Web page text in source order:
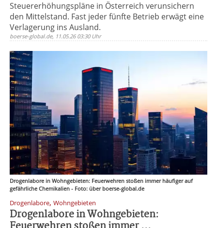
Steuererhöhungspläne in Österreich verunsichern
den Mittelstand. Fast jeder fünfte Betrieb erwägt eine
Verlagerung ins Ausland.
boerse-global.de, 11.05.26 03:30 Uhr
Drogenlabore in Wohngebieten: Feuerwehren stoßen immer häufiger auf
gefährliche Chemikalien - Foto: über boerse-global.de
Drogenlabore, Wohngebieten
Drogenlabore in Wohngebieten: